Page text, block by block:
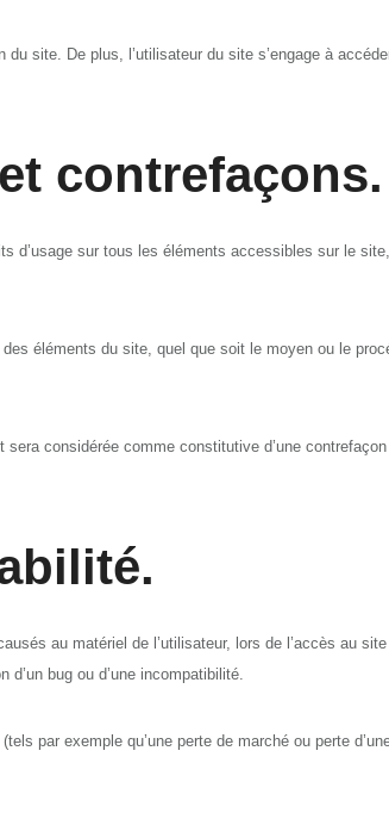
site. De plus, l’utilisateur du site s’engage à
contrefaçons.
d’usage sur tous les éléments accessibles sur le
éléments du site, quel que soit le moyen ou le
considérée comme constitutive d’une
au matériel de l’utilisateur, lors de l’accès au
bug ou d’une incompatibilité.
par exemple qu’une perte de marché ou perte